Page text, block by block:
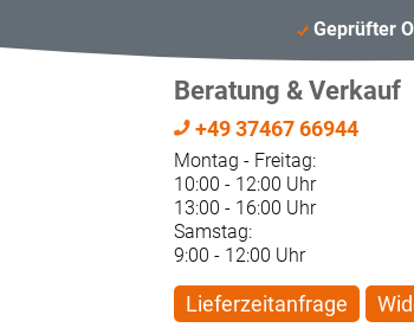
Geprüfter
Beratung & Verkauf
+49 37467 66944
Montag - Freitag:
10:00 - 12:00 Uhr
13:00 - 16:00 Uhr
Samstag:
9:00 - 12:00 Uhr
Lieferzeitanfrage